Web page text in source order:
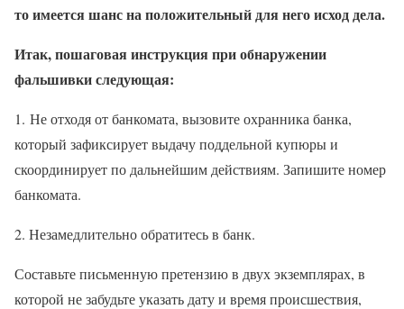
то имеется шанс на положительный для него исход дела.
Итак, пошаговая инструкция при обнаружении
фальшивки следующая:
1. Не отходя от банкомата, вызовите охранника банка,
который зафиксирует выдачу поддельной купюры и
скоординирует по дальнейшим действиям. Запишите номер
банкомата.
2. Незамедлительно обратитесь в банк.
Составьте письменную претензию в двух экземплярах, в
которой не забудьте указать дату и время происшествия,